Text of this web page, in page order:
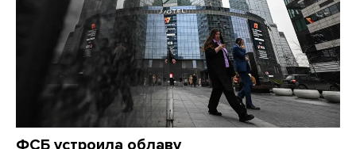
ФСБ устроила облаву